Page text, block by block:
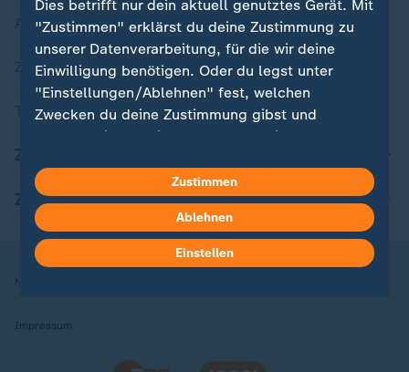
Aktuelle Sendungs-Videos
ZDFheute Stories
Themen im Überblick
ZDFheute Apps
Nutzungsbedingungen
Impressum
Dies betrifft nur dein aktuell genutztes Gerät. Mit
"Zustimmen" erklärst du deine Zustimmung zu
unserer Datenverarbeitung, für die wir deine
Einwilligung benötigen. Oder du legst unter
"Einstellungen/Ablehnen" fest, welchen
Zwecken du deine Zustimmung gibst und
welchen nicht. Deine Datenschutzeinstellungen
in deinen Einstellungen widerrufen oder ändern.
Hier findest du das Impressum.
Weitere Informationen findest du in unserer
Datenschutzerklärung.
Zustimmen
Ablehnen
Einstellen